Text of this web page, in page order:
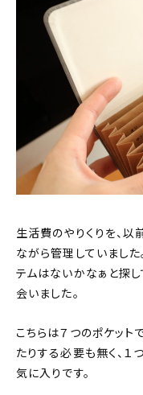
生活費のやりくりを、
ながら管理していました
テムはないかなぁと探
会いました。
こちらは７つのポケッ
たりする必要も無く、
気に入りです。